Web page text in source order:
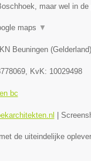
maar wel in de
maps ▼
Beuningen(Gelderland)
, KvK: 10029498
bc
de uiteindelijke